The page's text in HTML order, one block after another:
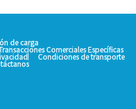
de carga
Comerciales Específicas
Condiciones de transporte